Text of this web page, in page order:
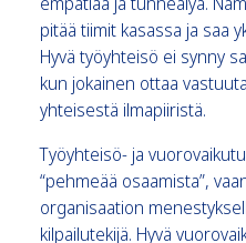
pitää tiimit kasassa ja saa
Hyvä työyhteisö ei synny
kun jokainen ottaa
yhteisestä ilmapiiristä.
Työyhteisö- ja
“pehmeää osaamista”,
organisaation
kilpailutekijä. Hyvä